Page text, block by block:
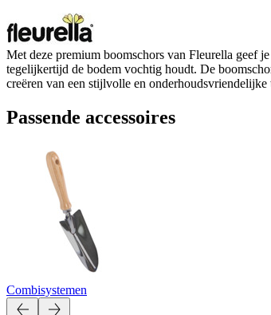
Met deze premium boomschors van Fleurella geef
tegelijkertijd de bodem vochtig houdt. De
creëren van een stijlvolle en
Passende accessoires
Combisystemen